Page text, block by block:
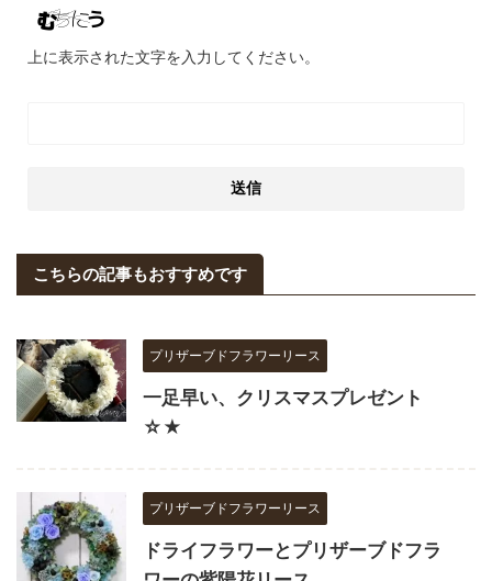
上に表示された文字を入力してください。
こちらの記事もおすすめです
プリザーブドフラワーリース
一足早い、クリスマスプレゼント
☆★
プリザーブドフラワーリース
ドライフラワーとプリザーブドフラ